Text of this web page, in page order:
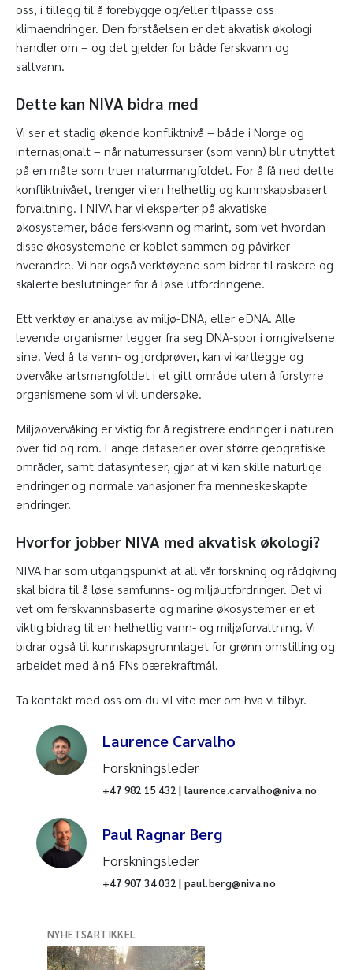
oss, i tillegg til å forebygge og/eller tilpasse oss
klimaendringer. Den forståelsen er det akvatisk økologi
handler om – og det gjelder for både ferskvann og
saltvann.
Dette kan NIVA bidra med
Vi ser et stadig økende konfliktnivå – både i Norge og
internasjonalt – når naturressurser (som vann) blir utnyttet
på en måte som truer naturmangfoldet. For å få ned dette
konfliktnivået, trenger vi en helhetlig og kunnskapsbasert
forvaltning. I NIVA har vi eksperter på akvatiske
økosystemer, både ferskvann og marint, som vet hvordan
disse økosystemene er koblet sammen og påvirker
hverandre. Vi har også verktøyene som bidrar til raskere og
skalerte beslutninger for å løse utfordringene.
Ett verktøy er analyse av miljø-DNA, eller eDNA. Alle
levende organismer legger fra seg DNA-spor i omgivelsene
sine. Ved å ta vann- og jordprøver, kan vi kartlegge og
overvåke artsmangfoldet i et gitt område uten å forstyrre
organismene som vi vil undersøke.
Miljøovervåking er viktig for å registrere endringer i naturen
over tid og rom. Lange dataserier over større geografiske
områder, samt datasynteser, gjør at vi kan skille naturlige
endringer og normale variasjoner fra menneskeskapte
endringer.
Hvorfor jobber NIVA med akvatisk økologi?
NIVA har som utgangspunkt at all vår forskning og rådgiving
skal bidra til å løse samfunns- og miljøutfordringer. Det vi
vet om ferskvannsbaserte og marine økosystemer er et
viktig bidrag til en helhetlig vann- og miljøforvaltning. Vi
bidrar også til kunnskapsgrunnlaget for grønn omstilling og
arbeidet med å nå FNs bærekraftmål.
Ta kontakt med oss om du vil vite mer om hva vi tilbyr.
Laurence Carvalho
Forskningsleder
+47 982 15 432 | laurence.carvalho@niva.no
Paul Ragnar Berg
Forskningsleder
+47 907 34 032 | paul.berg@niva.no
NYHETSARTIKKEL